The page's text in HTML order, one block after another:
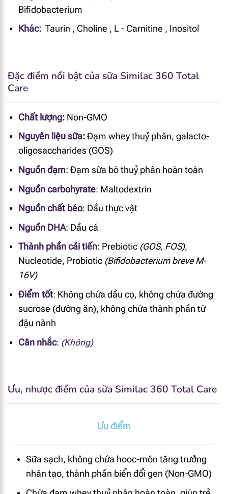
Bifidobacterium
Khác: Taurin , Choline , L - Carnitine , Inositol
Đặc điểm nổi bật của sữa Similac 360 Total
Care
Chất lượng: Non-GMO
Nguyên liệu sữa: Đạm whey thuỷ phân, galacto-
oligosaccharides (GOS)
Nguồn đạm: Đạm sữa bò thuỷ phân hoàn toàn
Nguồn carbohyrate: Maltodextrin
Nguồn chất béo: Dầu thực vật
Nguồn DHA: Dầu cá
Thành phần cải tiến: Prebiotic (GOS, FOS),
Nucleotide, Probiotic (Bifidobacterium breve M-
16V)
Điểm tốt: Không chứa dầu cọ, không chứa đường
sucrose (đường ăn), không chứa thành phần từ
đậu nành
Cân nhắc: (Không)
Ưu, nhược điểm của sữa Similac 360 Total Care
Ưu điểm
Sữa sạch, không chứa hooc-môn tăng trưởng
nhân tạo, thành phần biển đổi gen (Non-GMO)